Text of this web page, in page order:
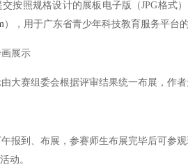
照规格设计的展板电子版（JPG格式
），用于广东省青少年科技教育服务平台
展示
赛组委会根据评审结果统一布展，作者
到、布展，参赛师生布展完毕后可参
动。